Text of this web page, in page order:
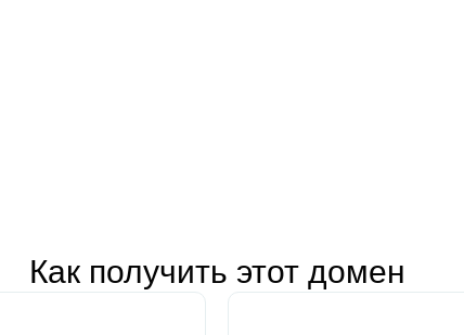
Как получить этот домен